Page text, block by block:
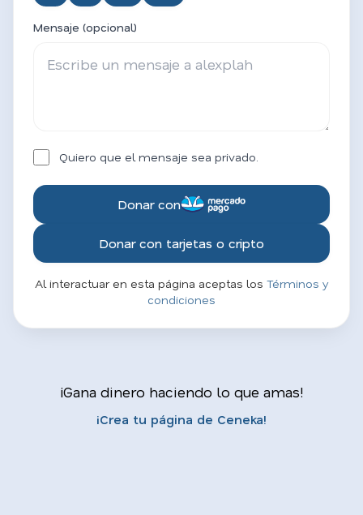
Mensaje (opcional)
Quiero que el mensaje sea privado.
Donar con
Donar con tarjetas o cripto
Al interactuar en esta página aceptas los Términos y
condiciones
¡Gana dinero haciendo lo que amas!
¡Crea tu página de Ceneka!